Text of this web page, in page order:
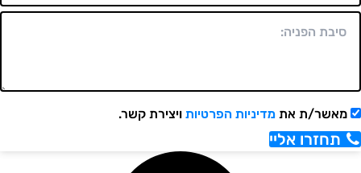
מאשר/ת אתמדיניות הפרטיותויצירת קשר.
תחזרו אליי